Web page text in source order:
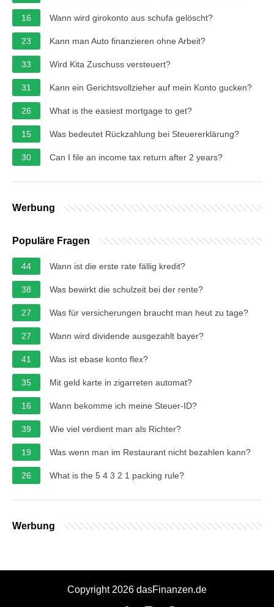
16 Wann wird girokonto aus schufa gelöscht?
23 Kann man Auto finanzieren ohne Arbeit?
33 Wird Kita Zuschuss versteuert?
31 Kann ein Gerichtsvollzieher auf mein Konto gucken?
26 What is the easiest mortgage to get?
15 Was bedeutet Rückzahlung bei Steuererklärung?
30 Can I file an income tax return after 2 years?
Werbung
Populäre Fragen
44 Wann ist die erste rate fällig kredit?
38 Was bewirkt die schulzeit bei der rente?
27 Was für versicherungen braucht man heut zu tage?
27 Wann wird dividende ausgezahlt bayer?
41 Was ist ebase konto flex?
35 Mit geld karte in zigarreten automat?
16 Wann bekomme ich meine Steuer-ID?
39 Wie viel verdient man als Richter?
19 Was wenn man im Restaurant nicht bezahlen kann?
26 What is the 5 4 3 2 1 packing rule?
Werbung
Copyright 2026 dasFinanzen.de